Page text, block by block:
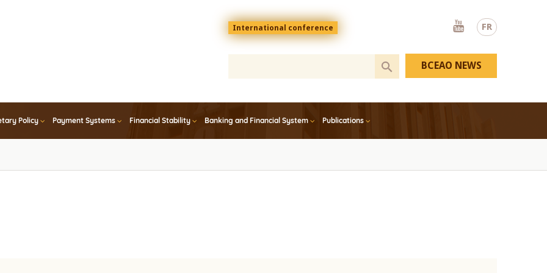
FR
Menu
top
En
International conference
Youtube
Policy Payment Systems Financial Stability Banking and Financial System Publications
BCEAO NEWS